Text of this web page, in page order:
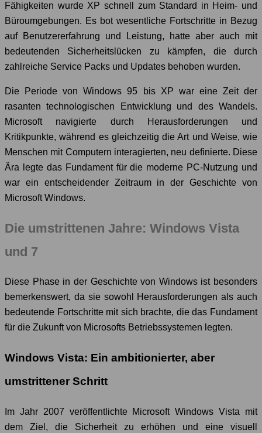
Fähigkeiten wurde XP schnell zum Standard in Heim- und
Büroumgebungen. Es bot wesentliche Fortschritte in Bezug
auf Benutzererfahrung und Leistung, hatte aber auch mit
bedeutenden Sicherheitslücken zu kämpfen, die durch
zahlreiche Service Packs und Updates behoben wurden.
Die Periode von Windows 95 bis XP war eine Zeit der
rasanten technologischen Entwicklung und des Wandels.
Microsoft navigierte durch Herausforderungen und
Kritikpunkte, während es gleichzeitig die Art und Weise, wie
Menschen mit Computern interagierten, neu definierte. Diese
Ära legte das Fundament für die moderne PC-Nutzung und
war ein entscheidender Zeitraum in der Geschichte von
Microsoft Windows.
Die umstrittenen Jahre: Windows Vista
und 7
Diese Phase in der Geschichte von Windows ist besonders
bemerkenswert, da sie sowohl Herausforderungen als auch
bedeutende Fortschritte mit sich brachte, die das Fundament
für die Zukunft von Microsofts Betriebssystemen legten.
Windows Vista: Ein ambitionierter, aber
umstrittener Schritt
Im Jahr 2007 veröffentlichte Microsoft Windows Vista mit
dem Ziel, die Sicherheit zu erhöhen und eine visuell